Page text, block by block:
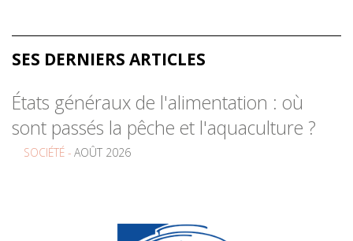
SES DERNIERS ARTICLES
États généraux de l'alimentation : où
sont passés la pêche et l'aquaculture ?
SOCIÉTÉ - AOÛT 2026